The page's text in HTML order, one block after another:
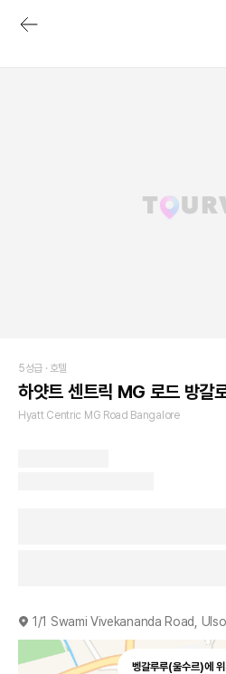
5성급 · 호텔
하얏트 센트릭 MG 로드 방갈
Hyatt Centric MG Road Bangalore
1/1 Swami Vivekananda Road,
벵갈루루(울수르)에